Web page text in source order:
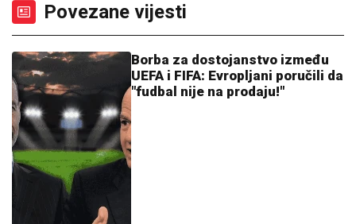
Povezane vijesti
Borba za dostojanstvo između
UEFA i FIFA: Evropljani poručili da
"fudbal nije na prodaju!"